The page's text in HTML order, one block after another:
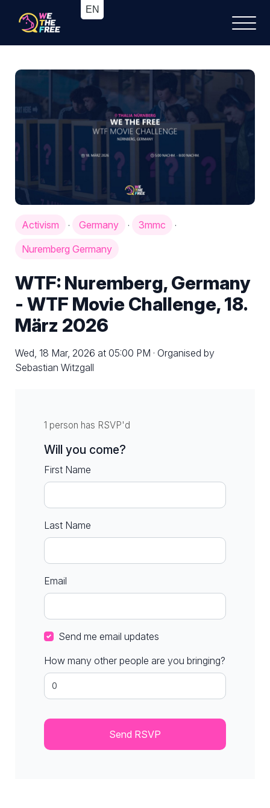
Activism · Germany · 3mmc
·
Nuremberg Germany
WTF: Nuremberg, Germany
- WTF Movie Challenge, 18.
März 2026
Wed, 18 Mar, 2026 at 05:00 PM · Organised by
Sebastian Witzgall
1 person has RSVP'd
Will you come?
First Name
Last Name
Email
Send me email updates
How many other people are you bringing?